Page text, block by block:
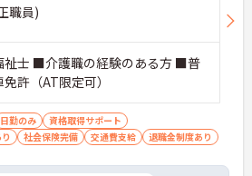
職員)
士 ■介護職の経験のある方 ■普
許（AT限定可）
日勤のみ
資格取得サポート
社会保険完備 交通費支給 退職金制度あり